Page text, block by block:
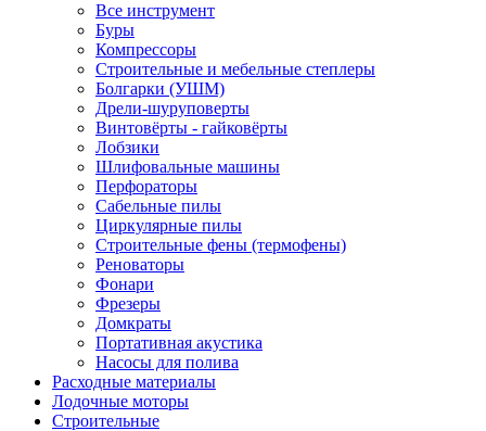
Все инструмент
Буры
Компрессоры
Строительные и мебельные степлеры
Болгарки (УШМ)
Дрели-шуруповерты
Винтовёрты - гайковёрты
Лобзики
Шлифовальные машины
Перфораторы
Сабельные пилы
Циркулярные пилы
Строительные фены (термофены)
Реноваторы
Фонари
Фрезеры
Домкраты
Портативная акустика
Насосы для полива
Расходные материалы
Лодочные моторы
Строительные